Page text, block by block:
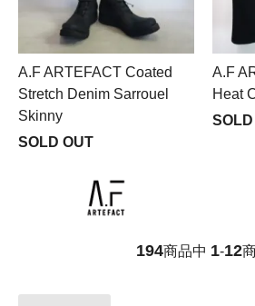
A.F ARTEFACT Coated
Stretch Denim Sarrouel
Skinny
SOLD OUT
A.F
Heat
194商品中 1-12